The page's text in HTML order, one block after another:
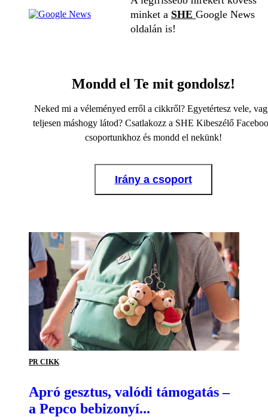
minket a SHE Google News
oldalán is!
Mondd el Te mit gondolsz!
Neked mi a véleményed erről a cikkről? Egyetértesz vele,
teljesen máshogy látod? Csatlakozz a SHE Kibeszélő
csoportunkhoz és mondd el nekünk!
Irány a csoport
PR CIKK
Apró gesztus, valódi támogatás –
a Pepco bebizonyí...